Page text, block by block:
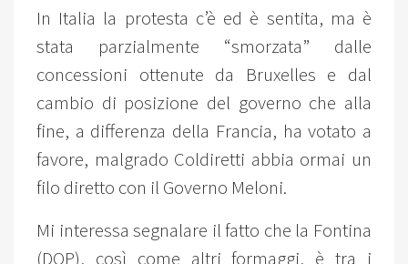
In Italia la protesta c’è ed è sentita, ma è
stata parzialmente “smorzata” dalle
concessioni ottenute da Bruxelles e dal
cambio di posizione del governo che alla
fine, a differenza della Francia, ha votato a
favore, malgrado Coldiretti abbia ormai un
filo diretto con il Governo Meloni.
Mi interessa segnalare il fatto che la Fontina
(DOP), così come altri formaggi, è tra i